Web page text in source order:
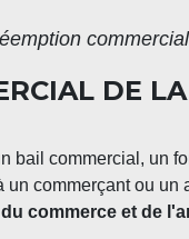
DE
bail commercial, un
un commerçant ou un
commerce et de